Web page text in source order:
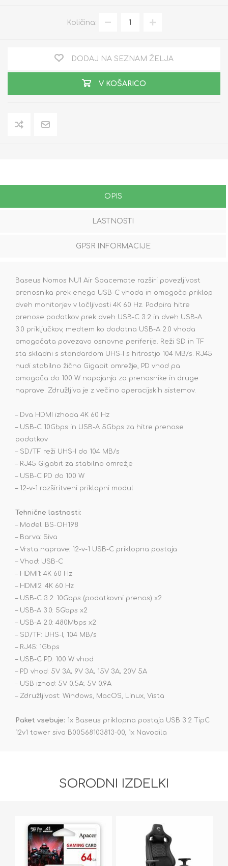
Količina:
DODAJ NA SEZNAM ŽELJA
V KOŠARICO
OPIS
LASTNOSTI
GPSR INFORMACIJE
Baseus Nomos NU1 Air Spacemate razširi povezljivost
prenosnika prek enega USB-C vhoda in omogoča priklop
dveh monitorjev v ločljivosti 4K 60 Hz. Podpira hitre
prenose podatkov prek dveh USB-C 3.2 in dveh USB-A
3.0 priključkov, medtem ko dodatna USB-A 2.0 vhoda
omogočata povezavo osnovne periferije. Reži SD in TF
sta skladni s standardom UHS-I s hitrostjo 104 MB/s. RJ45
nudi stabilno žično Gigabit omrežje, PD vhod pa
omogoča do 100 W napajanja za prenosnike in druge
naprave. Združljiva je z večino operacijskih sistemov.
– Dva HDMI izhoda 4K 60 Hz
– USB-C 10Gbps in USB-A 5Gbps za hitre prenose
podatkov
– SD/TF reži UHS-I do 104 MB/s
– RJ45 Gigabit za stabilno omrežje
– USB-C PD do 100 W
– 12-v-1 razširitveni priklopni modul
Tehnične lastnosti:
– Model: BS-OH198
– Barva: Siva
– Vrsta naprave: 12-v-1 USB-C priklopna postaja
– Vhod: USB-C
– HDMI1: 4K 60 Hz
– HDMI2: 4K 60 Hz
– USB-C 3.2: 10Gbps (podatkovni prenos) x2
– USB-A 3.0: 5Gbps x2
– USB-A 2.0: 480Mbps x2
– SD/TF: UHS-I, 104 MB/s
– RJ45: 1Gbps
– USB-C PD: 100 W vhod
– PD vhod: 5V 3A; 9V 3A; 15V 3A; 20V 5A
– USB izhod: 5V 0.5A; 5V 0.9A
– Združljivost: Windows, MacOS, Linux, Vista
Paket vsebuje: 1x Baseus priklopna postaja USB 3.2 TipC
12v1 tower siva B00568103813-00, 1x Navodila
SORODNI IZDELKI